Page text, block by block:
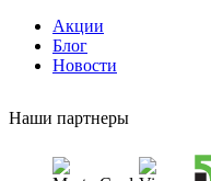
Акции
Блог
Новости
Наши партнеры